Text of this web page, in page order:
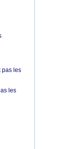
pas les
les